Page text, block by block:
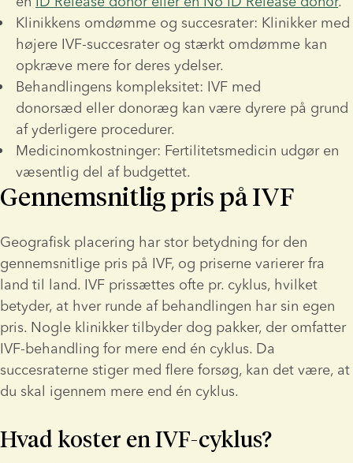
Klinikkens omdømme og succesrater: Klinikker med
højere IVF-succesrater og stærkt omdømme kan
opkræve mere for deres ydelser.
Behandlingens kompleksitet: IVF med
donorsæd eller donoræg kan være dyrere på grund
af yderligere procedurer.
Medicinomkostninger: Fertilitetsmedicin udgør en
væsentlig del af budgettet.
Gennemsnitlig pris på IVF
Geografisk placering har stor betydning for den
gennemsnitlige pris på IVF, og priserne varierer fra
land til land. IVF prissættes ofte pr. cyklus, hvilket
betyder, at hver runde af behandlingen har sin egen
pris. Nogle klinikker tilbyder dog pakker, der omfatter
IVF-behandling for mere end én cyklus. Da
succesraterne stiger med flere forsøg, kan det være, at
du skal igennem mere end én cyklus.
Hvad koster en IVF-cyklus?